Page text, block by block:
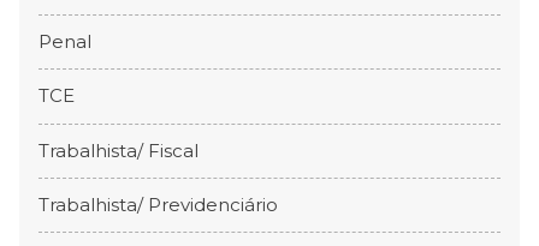
Penal
TCE
Trabalhista/ Fiscal
Trabalhista/ Previdenciário